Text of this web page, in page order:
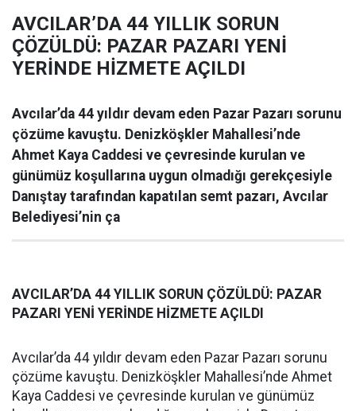
AVCILAR’DA 44 YILLIK SORUN
ÇÖZÜLDÜ: PAZAR PAZARI YENİ
YERİNDE HİZMETE AÇILDI
Avcılar’da 44 yıldır devam eden Pazar Pazarı sorunu
çözüme kavuştu. Denizköşkler Mahallesi’nde
Ahmet Kaya Caddesi ve çevresinde kurulan ve
günümüz koşullarına uygun olmadığı gerekçesiyle
Danıştay tarafından kapatılan semt pazarı, Avcılar
Belediyesi’nin ça
AVCILAR’DA 44 YILLIK SORUN ÇÖZÜLDÜ: PAZAR
PAZARI YENİ YERİNDE HİZMETE AÇILDI
Avcılar’da 44 yıldır devam eden Pazar Pazarı sorunu
çözüme kavuştu. Denizköşkler Mahallesi’nde Ahmet
Kaya Caddesi ve çevresinde kurulan ve günümüz